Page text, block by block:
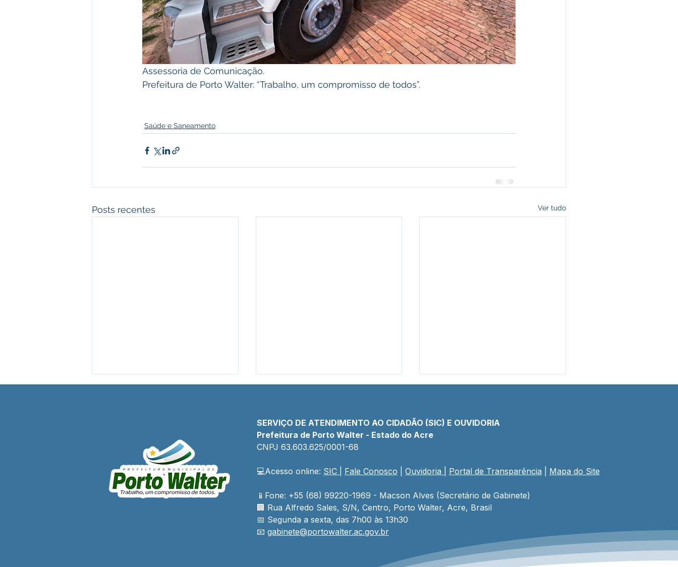
Assessoria de Comunicação.
Prefeitura de Porto Walter: “Trabalho, um compromisso de todos”.
Saúde e Saneamento
Posts recentes Ver tudo
Prefeito César anuncia
recuperação da UBS do
Besouro e reforça
Servidores da saúde
para combater desnutrição
infantil no SUS
Saúde vai atender 9
mais um itinerante nos rios
e igarapés do Alto Juruá.
SERVIÇO DE ATENDIMENTO AO CIDADÃO (SIC) E OUVIDORIA
Prefeitura de Porto Walter - Estado do Acre
CNPJ 63.603.625/0001-68
💻Acesso online: SIC Fale Conosco Ouvidoria Portal de Transparência Mapa do Site
📱Fone: +55 (68) 99220-1969 - Macson Alves (Secretário de Gabinete)
🏢 Rua Alfredo Sales, S/N, Centro, Porto Walter, Acre, Brasil
📅 Segunda a sexta, das 7h00 às 13h30
📧 gabinete@portowalter.ac.gov.br